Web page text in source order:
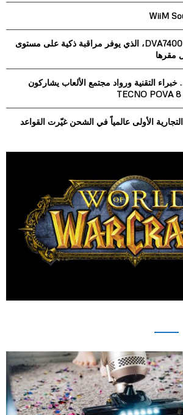
C
H
أطلقت Synology جهاز DVA7400، الذي يوفر مراقبة ذكية على مستوى
مقرها
التقنية ورواد مجتمع الألعاب يشاركون
الأولى عالمياً في الشحن غيّرت القواعد